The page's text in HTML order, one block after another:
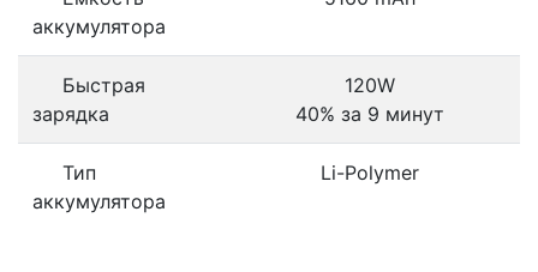
аккумулятора
Быстрая
зарядка
120W
40% за 9 минут
Тип
аккумулятора
Li-Polymer